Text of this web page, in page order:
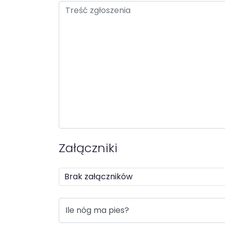
Treść zgłoszenia
Załączniki
Brak załączników
Odpowiedz na pytanie captcha
Ile nóg ma pies?
Rozwiąż captche